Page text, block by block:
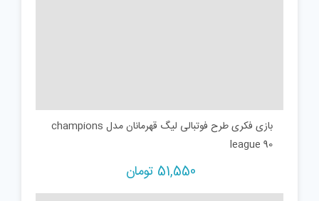
بازی فکری طرح فوتبالی لیگ قهرمانان مدل champions
league 90
51,550 تومان